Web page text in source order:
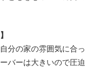
分の家の雰囲気に合っ
バーは大きいので圧迫